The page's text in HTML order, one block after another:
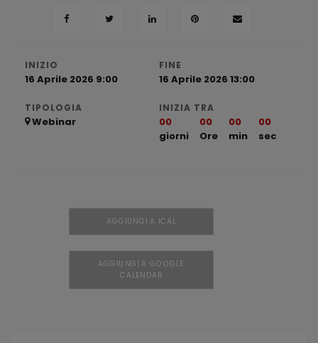
INIZIO
16 Aprile 2026 9:00
FINE
16 Aprile 2026 13:00
TIPOLOGIA
Webinar
INIZIA TRA
00
giorni
00
Ore
00
min
00
sec
AGGIUNGI A ICAL
AGGIUNGI A GOOGLE
CALENDAR